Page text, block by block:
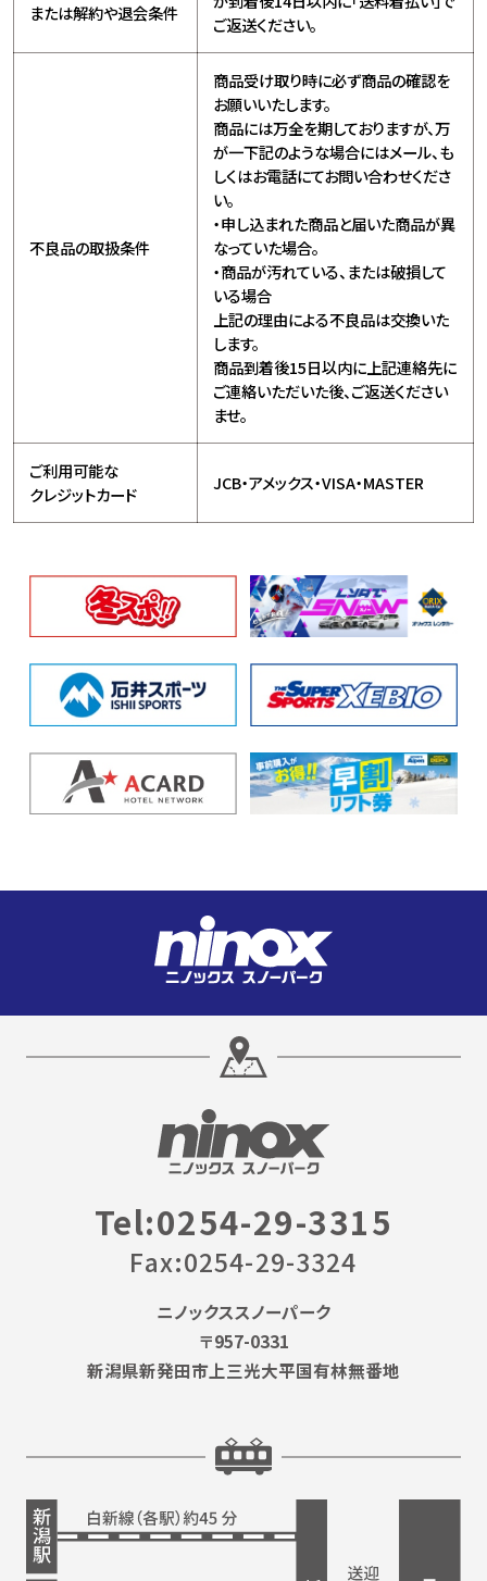
または解約や退会条件
ご返送ください。
不良品の取扱条件
商品受け取り時に必ず商品の確認を
お願いいたします。
商品には万全を期しておりますが、万
が一下記のような場合にはメール、も
しくはお電話にてお問い合わせくださ
い。
・申し込まれた商品と届いた商品が異
なっていた場合。
・商品が汚れている、または破損して
いる場合
上記の理由による不良品は交換いた
します。
商品到着後15日以内に上記連絡先に
ご連絡いただいた後、ご返送ください
ませ。
ご利用可能な
クレジットカード
JCB・アメックス・VISA・MASTER
Tel:0254-29-3315
Fax:0254-29-3324
ニノックススノーパーク
〒957-0331
新潟県新発田市上三光大平国有林無番地